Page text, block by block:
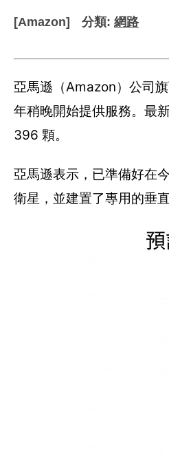
[Amazon] 分類: 網路
亞馬遜（Amazon）公司
年稍晚開始提供服務。最
396 顆。
亞馬遜表示，已準備好在
衛星，並建置了專用的垂